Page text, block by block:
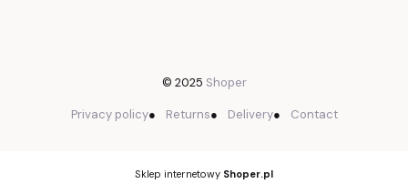
© 2025 Shoper
Privacy policy● Returns● Delivery● Contact
Sklep internetowy Shoper.pl